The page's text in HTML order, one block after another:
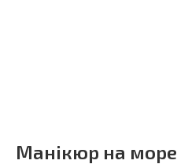
Манікюр на море